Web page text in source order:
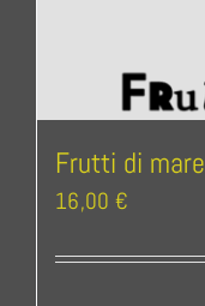
Frutti di mare
16,00 €